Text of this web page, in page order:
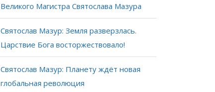
Великого Магистра Святослава Мазура
Святослав Мазур: Земля разверзлась.
Царствие Бога восторжествовало!
Святослав Мазур: Планету ждёт новая
глобальная революция